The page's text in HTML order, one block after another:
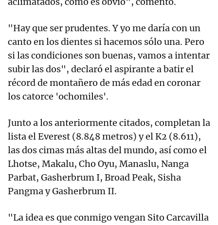
"Hay que ser prudentes. Y yo me daría con un
canto en los dientes si hacemos sólo una. Pero
si las condiciones son buenas, vamos a intentar
subir las dos", declaró el aspirante a batir el
récord de montañero de más edad en coronar
los catorce 'ochomiles'.
Junto a los anteriormente citados, completan la
lista el Everest (8.848 metros) y el K2 (8.611),
las dos cimas más altas del mundo, así como el
Lhotse, Makalu, Cho Oyu, Manaslu, Nanga
Parbat, Gasherbrum I, Broad Peak, Sisha
Pangma y Gasherbrum II.
"La idea es que conmigo vengan Sito Carcavilla